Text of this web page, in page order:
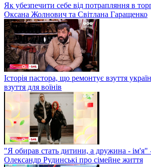
Як убезпечити себе від потрапляння в
Оксана Жолнович та Світлана Гаращенко
Історія пастора, що ремонтує взуття
взуття для воїнів
"Я обирав стать дитини, а дружина - ім'я"
Олександр Рудинські про сімейне життя